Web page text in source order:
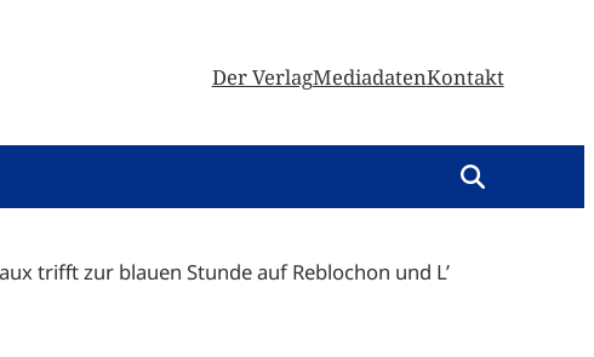
Der VerlagMediadatenKontakt
trifft zur blauen Stunde auf Reblochon und L’